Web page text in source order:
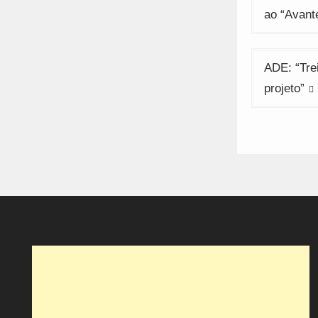
de
ao
ADE:
projeto”